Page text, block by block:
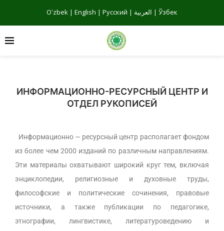
Oʻzbek | English | Русский | العربية | Ўзбек
ИНФОРМАЦИОННО-РЕСУРСНЫЙ ЦЕНТР И
ОТДЕЛ РУКОПИСЕЙ
Информационно — ресурсный центр располагает фондом
из более чем 2000 изданий по различным направлениям.
Эти материалы охватывают широкий круг тем, включая
энциклопедии, религиозные и духовные труды,
философские и политические сочинения, правовые
источники, а также публикации по педагогике,
этнографии, лингвистике, литературоведению и